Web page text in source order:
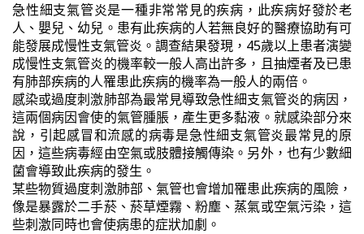
急性細支氣管炎是一種非常常見的疾病，此疾病好發於老
人、嬰兒、幼兒。患有此疾病的人若無良好的醫療協助有可
能發展成慢性支氣管炎。調查結果發現，45歲以上患者演變
成慢性支氣管炎的機率較一般人高出許多，且抽煙者及已患
有肺部疾病的人罹患此疾病的機率為一般人的兩倍。
感染或過度刺激肺部為最常見導致急性細支氣管炎的病因，
這兩個病因會使的氣管腫脹，產生更多黏液。就感染部分來
說，引起感冒和流感的病毒是急性細支氣管炎最常見的原
因，這些病毒經由空氣或肢體接觸傳染。另外，也有少數細
菌會導致此疾病的發生。
某些物質過度刺激肺部、氣管也會增加罹患此疾病的風險，
像是暴露於二手菸、菸草煙霧、粉塵、蒸氣或空氣污染，這
些刺激同時也會使病患的症狀加劇。